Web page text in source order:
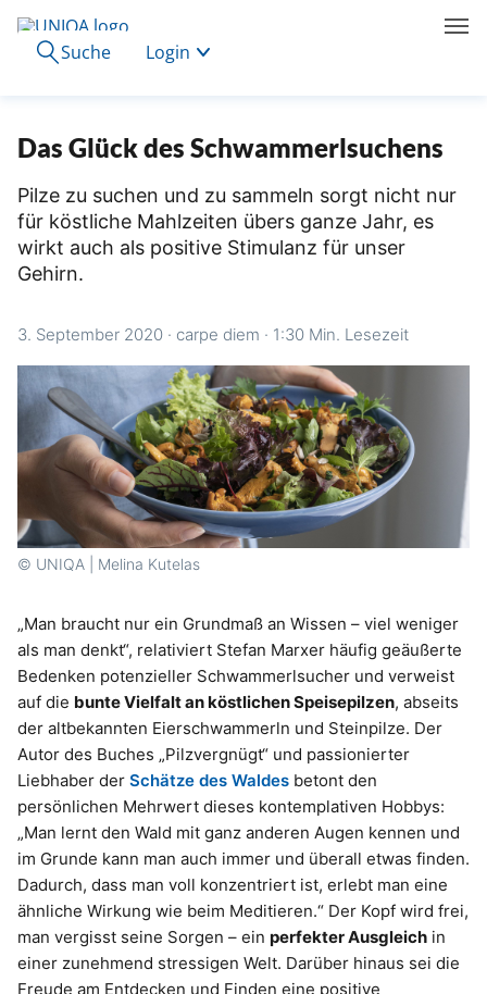
Suche Login
Das Glück des Schwammerlsuchens
Pilze zu suchen und zu sammeln sorgt nicht nur
für köstliche Mahlzeiten übers ganze Jahr, es
wirkt auch als positive Stimulanz für unser
Gehirn.
3. September 2020 · carpe diem · 1:30 Min. Lesezeit
© UNIQA | Melina Kutelas
„Man braucht nur ein Grundmaß an Wissen – viel weniger
als man denkt“, relativiert Stefan Marxer häufig geäußerte
Bedenken potenzieller Schwammerlsucher und verweist
auf die bunte Vielfalt an köstlichen Speisepilzen, abseits
der altbekannten Eierschwammerln und Steinpilze. Der
Autor des Buches „Pilzvergnügt“ und passionierter
Liebhaber der Schätze des Waldes betont den
persönlichen Mehrwert dieses kontemplativen Hobbys:
„Man lernt den Wald mit ganz anderen Augen kennen und
im Grunde kann man auch immer und überall etwas finden.
Dadurch, dass man voll konzentriert ist, erlebt man eine
ähnliche Wirkung wie beim Meditieren.“ Der Kopf wird frei,
man vergisst seine Sorgen – ein perfekter Ausgleich in
einer zunehmend stressigen Welt. Darüber hinaus sei die
Freude am Entdecken und Finden eine positive